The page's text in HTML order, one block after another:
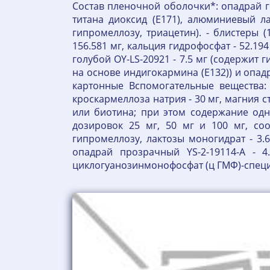
Состав пленочной оболочки*: опадрай
титана диоксид (E171), алюминиевый
гипромеллозу, триацетин). - блистеры
156.581 мг, кальция гидрофосфат -
голубой OY-LS-20921 - 7.5 мг (содержит
на основе индигокармина (E132)) и
картонные Вспомогательные
кроскармеллоза натрия - 30 мг, магния
или биотина; при этом содержание
дозировок 25 мг, 50 мг и 100 мг,
гипромеллозу, лактозы моногидрат -
опадрай прозрачный YS-2-19114-A -
циклогуанозинмонофосфат (ц ГМФ)-